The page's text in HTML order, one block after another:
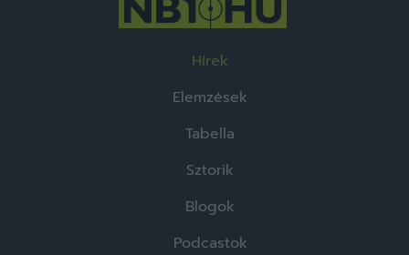
Hírek
Elemzések
Tabella
Sztorik
Blogok
Podcastok